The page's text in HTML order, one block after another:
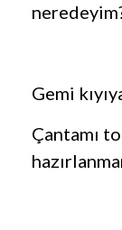
Gemi
Çantamı